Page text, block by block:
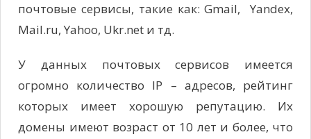
почтовые сервисы, такие как: Gmail, Yandex,
Mail.ru, Yahoo, Ukr.net и тд.
У данных почтовых сервисов имеется
огромно количество IP – адресов, рейтинг
которых имеет хорошую репутацию. Их
домены имеют возраст от 10 лет и более, что